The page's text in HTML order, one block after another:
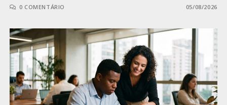
0 COMENTÁRIO 05/08/2026